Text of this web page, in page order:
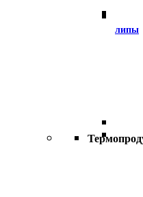
липы